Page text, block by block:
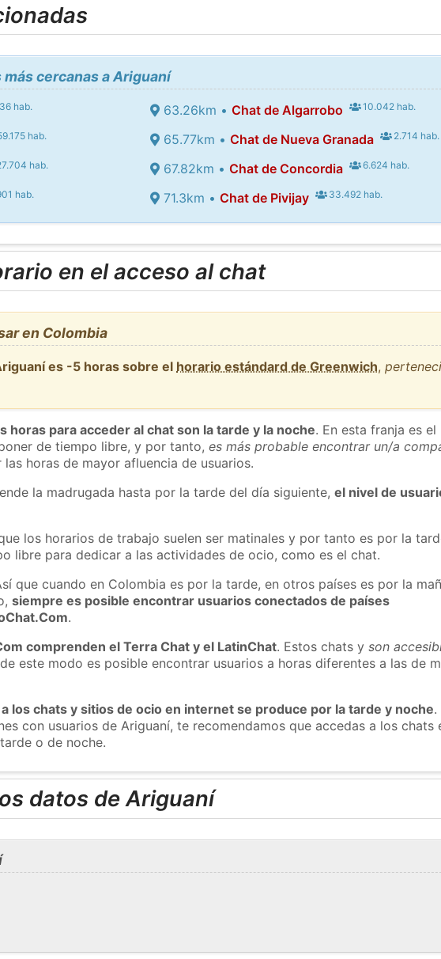
cercanas a Ariguaní
hab.
hab.
hab.
hab.
63.26km •Chat de Algarrobo 10.042 hab.
65.77km •Chat de Nueva Granada 2.714 hab.
67.82km •Chat de Concordia 6.624 hab.
71.3km •Chat de Pivijay 33.492 hab.
en el acceso al chat
en Colombia
es -5 horas sobre el horario estándard de Greenwich,
horas para acceder al chat son la tarde y la noche. En esta franja es el
de tiempo libre, y por tanto,es más probable encontrar un/a
horas de mayor afluencia de usuarios.
la madrugada hasta por la tarde del día siguiente,el nivel de
los horarios de trabajo suelen ser matinales y por tanto es por la
libre para dedicar a las actividades de ocio, como es el chat.
que cuando en Colombia es por la tarde, en otros países es por la
siempre es posible encontrar usuarios conectados de países
.
comprenden el Terra Chat y el LatinChat. Estos chats yson
este modo es posible encontrar usuarios a horas diferentes a las de
los chats y sitios de ocio en internet se produce por la tarde y noche.
con usuarios de Ariguaní, te recomendamos que accedas a los chats
o de noche.
datos de Ariguaní